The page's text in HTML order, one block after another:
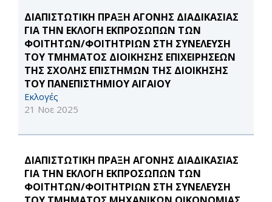
ΔΙΑΠΙΣΤΩΤΙΚΗ ΠΡΑΞΗ ΑΓΟΝΗΣ ΔΙΑΔΙΚΑΣΙΑΣ
ΓΙΑ ΤΗΝ ΕΚΛΟΓΗ ΕΚΠΡΟΣΩΠΩΝ ΤΩΝ
ΦΟΙΤΗΤΩΝ/ΦΟΙΤΗΤΡΙΩΝ ΣΤΗ ΣΥΝΕΛΕΥΣΗ
ΤΟΥ ΤΜΗΜΑΤΟΣ ΔΙΟΙΚΗΣΗΣ ΕΠΙΧΕΙΡΗΣΕΩΝ
ΤΗΣ ΣΧΟΛΗΣ ΕΠΙΣΤΗΜΩΝ ΤΗΣ ΔΙΟΙΚΗΣΗΣ
ΤΟΥ ΠΑΝΕΠΙΣΤΗΜΙΟΥ ΑΙΓΑΙΟΥ
Εκλογές
21 Νοε 2025
ΔΙΑΠΙΣΤΩΤΙΚΗ ΠΡΑΞΗ ΑΓΟΝΗΣ ΔΙΑΔΙΚΑΣΙΑΣ
ΓΙΑ ΤΗΝ ΕΚΛΟΓΗ ΕΚΠΡΟΣΩΠΩΝ ΤΩΝ
ΦΟΙΤΗΤΩΝ/ΦΟΙΤΗΤΡΙΩΝ ΣΤΗ ΣΥΝΕΛΕΥΣΗ